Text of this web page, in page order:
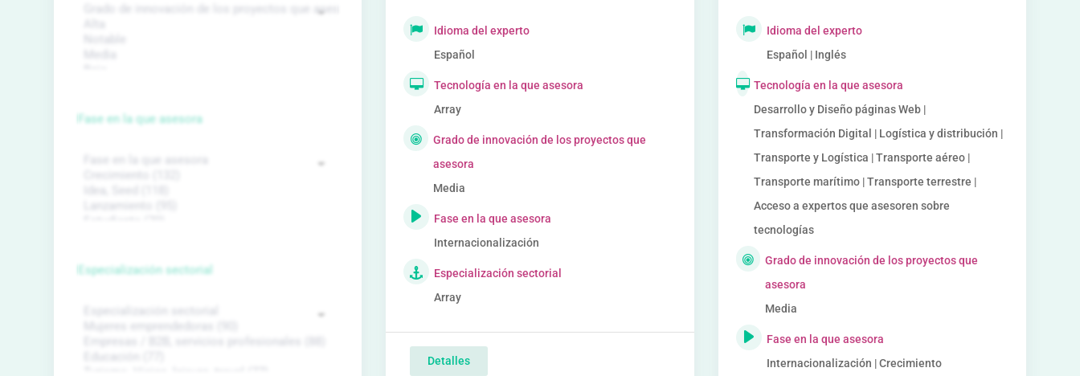
Idioma del experto
Español
Tecnología en la que asesora
Array
Grado de innovación de los proyectos que
asesora
Media
Fase en la que asesora
Internacionalización
Especialización sectorial
Array
Detalles
Idioma del experto
Español | Inglés
Tecnología en la que asesora
Desarrollo y Diseño páginas Web |
Transformación Digital | Logística y distribución |
Transporte y Logística | Transporte aéreo |
Transporte marítimo | Transporte terrestre |
Acceso a expertos que asesoren sobre
tecnologías
Grado de innovación de los proyectos que
asesora
Media
Fase en la que asesora
Internacionalización | Crecimiento
Fase en la que asesora
Especialización sectorial